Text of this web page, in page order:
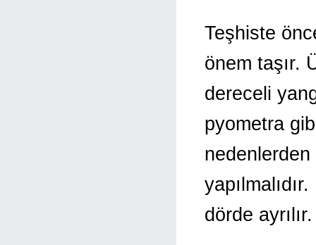
Teşhiste
önem taşır.
dereceli
pyometra
dörde ayrılır.